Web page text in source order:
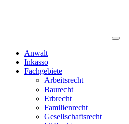
Anwalt
Inkasso
Fachgebiete
Arbeitsrecht
Baurecht
Erbrecht
Familienrecht
Gesellschaftsrecht